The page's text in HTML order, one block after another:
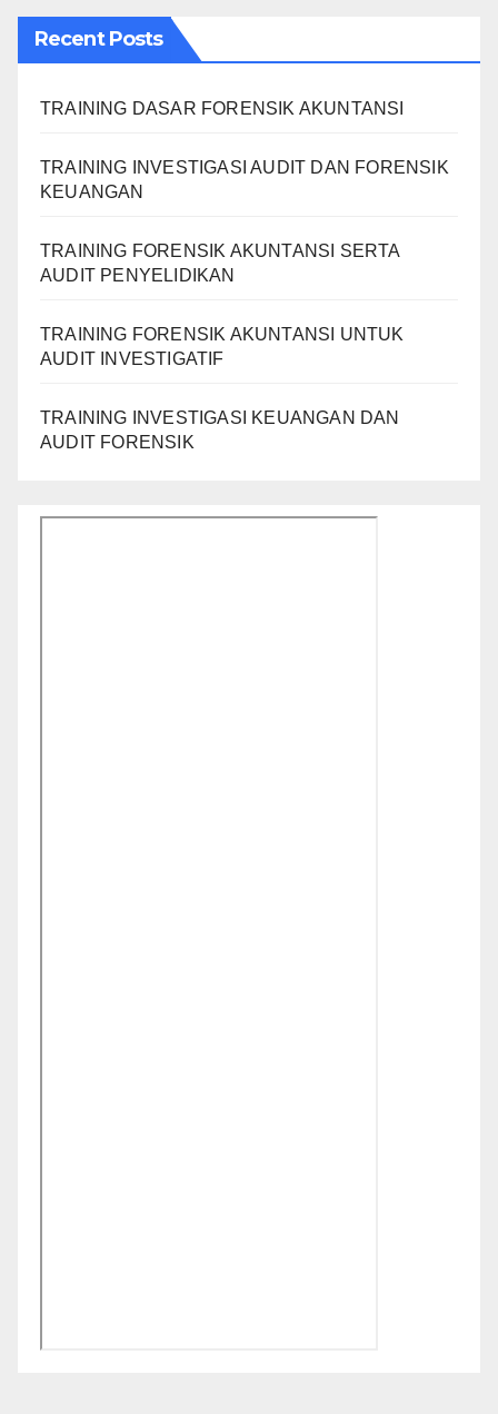
Recent Posts
TRAINING DASAR FORENSIK AKUNTANSI
TRAINING INVESTIGASI AUDIT DAN FORENSIK
KEUANGAN
TRAINING FORENSIK AKUNTANSI SERTA
AUDIT PENYELIDIKAN
TRAINING FORENSIK AKUNTANSI UNTUK
AUDIT INVESTIGATIF
TRAINING INVESTIGASI KEUANGAN DAN
AUDIT FORENSIK